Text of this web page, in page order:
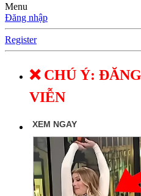
Menu
Đăng nhập
Register
❌ CHÚ Ý:
VIỄN